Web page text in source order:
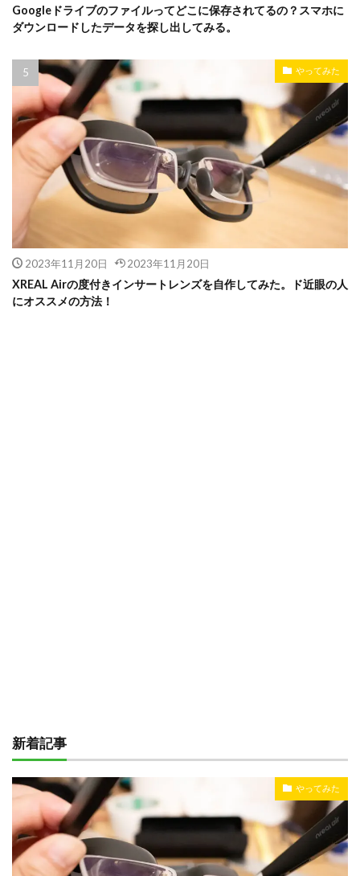
Googleドライブのファイルってどこに保存されてるの？スマホに
ダウンロードしたデータを探し出してみる。
やってみた
2023年11月20日 2023年11月20日
XREAL Airの度付きインサートレンズを自作してみた。ド近眼の人
にオススメの方法！
新着記事
やってみた